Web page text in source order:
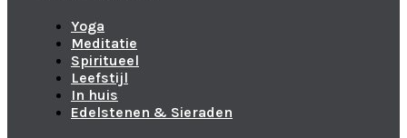
Yoga
Meditatie
Spiritueel
Leefstijl
In huis
Edelstenen & Sieraden